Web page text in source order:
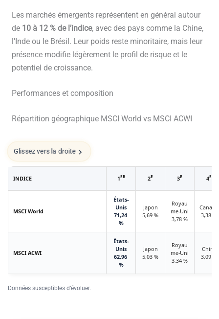
Les marchés émergents représentent en général autour
de 10 à 12 % de l’indice, avec des pays comme la Chine,
l’Inde ou le Brésil. Leur poids reste minoritaire, mais leur
présence modifie légèrement le profil de risque et le
potentiel de croissance.
Performances et composition
Répartition géographique MSCI World vs MSCI ACWI
Glissez vers la droite
INDICE 1ER 2E 3E 4E
MSCI World
États-
Unis
71,24
%
Japon
5,69 %
Royau
me-Uni
3,78 %
Canada
3,38 %
MSCI ACWI
États-
Unis
62,96
%
Japon
5,03 %
Royau
me-Uni
3,34 %
Chine
3,09 %
Données susceptibles d’évoluer.